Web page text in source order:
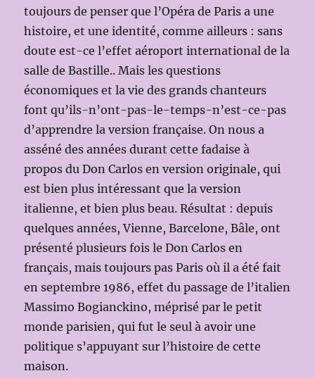
toujours de penser que l’Opéra de Paris a une
histoire, et une identité, comme ailleurs : sans
doute est-ce l’effet aéroport international de la
salle de Bastille.. Mais les questions
économiques et la vie des grands chanteurs
font qu’ils-n’ont-pas-le-temps-n’est-ce-pas
d’apprendre la version française. On nous a
asséné des années durant cette fadaise à
propos du Don Carlos en version originale, qui
est bien plus intéressant que la version
italienne, et bien plus beau. Résultat : depuis
quelques années, Vienne, Barcelone, Bâle, ont
présenté plusieurs fois le Don Carlos en
français, mais toujours pas Paris où il a été fait
en septembre 1986, effet du passage de l’italien
Massimo Bogianckino, méprisé par le petit
monde parisien, qui fut le seul à avoir une
politique s’appuyant sur l’histoire de cette
maison.